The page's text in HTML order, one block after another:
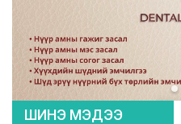
ШИНЭ МЭДЭЭ